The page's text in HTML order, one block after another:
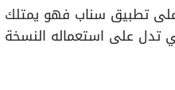
تطبيق سناب فهو
على استعماله